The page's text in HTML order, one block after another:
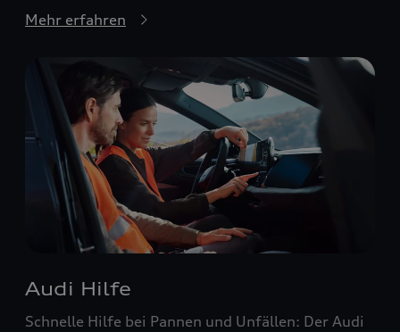
Mehr erfahren
Audi Hilfe
Schnelle Hilfe bei Pannen und Unfällen: Der Audi